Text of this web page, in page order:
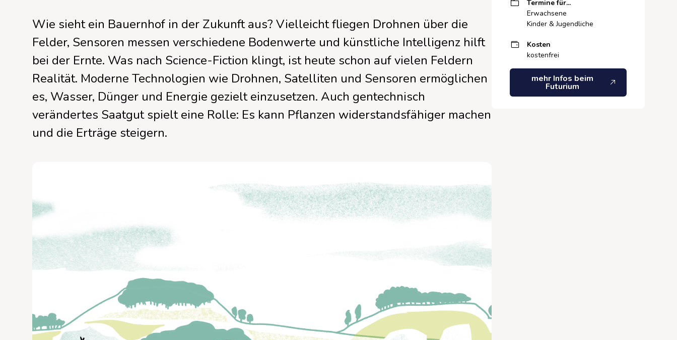
Unser Programm für Schulen
2D/3D Modellierung
Quanten
Video und Animation
Methoden und Didaktik
Mehr Making Projekte &
Konzepte
Online-Meetups zum
Erfahrungsaustausch
Alle Angebote für Schulen
Alle Standorte
Partnerstandort werden
mehr über Junge Tüftler
Wie sieht ein Bauernhof in der Zukunft aus? Vielleicht fliegen Drohnen über die
Felder, Sensoren messen verschiedene Bodenwerte und künstliche Intelligenz hilft
bei der Ernte. Was nach Science-Fiction klingt, ist heute schon auf vielen Feldern
Realität. Moderne Technologien wie Drohnen, Satelliten und Sensoren ermöglichen
es, Wasser, Dünger und Energie gezielt einzusetzen. Auch gentechnisch
verändertes Saatgut spielt eine Rolle: Es kann Pflanzen widerstandsfähiger machen
und die Erträge steigern.
Termine für...
Erwachsene
Kinder & Jugendliche
Kosten
kostenfrei
mehr Infos beim
Futurium